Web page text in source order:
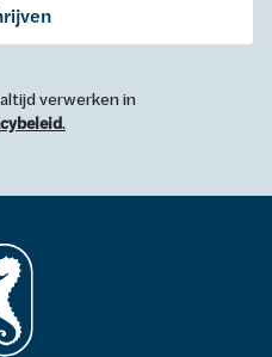
verwerken in
.